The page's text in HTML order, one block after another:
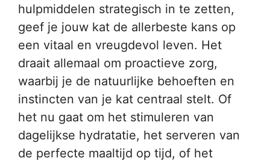
hulpmiddelen strategisch in te zetten,
geef je jouw kat de allerbeste kans op
een vitaal en vreugdevol leven. Het
draait allemaal om proactieve zorg,
waarbij je de natuurlijke behoeften en
instincten van je kat centraal stelt. Of
het nu gaat om het stimuleren van
dagelijkse hydratatie, het serveren van
de perfecte maaltijd op tijd, of het